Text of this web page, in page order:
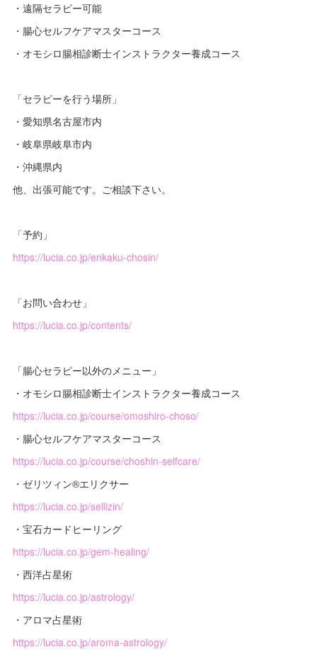
・遠隔セラピー可能
・腸心セルフケアマスターコース
・オモシロ腸相診断士インストラクター養成コース
「セラピーを行う場所」
・愛知県名古屋市内
・岐阜県岐阜市内
・沖縄県内
他、出張可能です。ご相談下さい。
「予約」
https://lucia.co.jp/enkaku-chosin/
「お問い合わせ」
https://lucia.co.jp/contents/
「腸心セラピー以外のメニュー」
・オモシロ腸相診断士インストラクター養成コース
https://lucia.co.jp/course/omoshiro-choso/
・腸心セルフケアマスターコース
https://lucia.co.jp/course/choshin-selfcare/
・ゼリツィン®︎エリクサー
https://lucia.co.jp/sellizin/
・宝石カードヒーリング
https://lucia.co.jp/gem-healing/
・西洋占星術
https://lucia.co.jp/astrology/
・アロマ占星術
https://lucia.co.jp/aroma-astrology/